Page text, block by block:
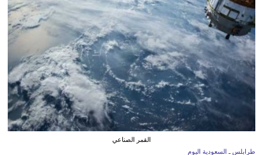
القمر الصناعي
طرابلس ـ السعودية اليوم